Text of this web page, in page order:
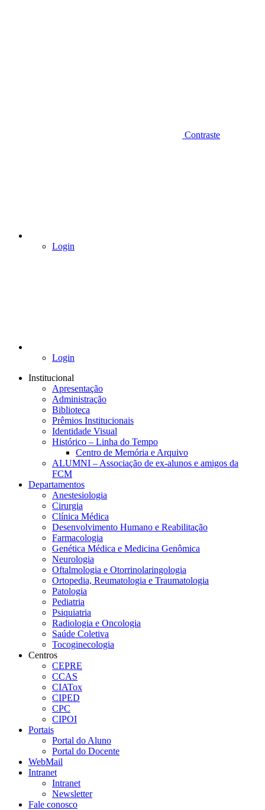
Contraste
Login
Login
Institucional
Apresentação
Administração
Biblioteca
Prêmios Institucionais
Identidade Visual
Histórico – Linha do Tempo
Centro de Memória e Arquivo
ALUMNI – Associação de ex-alunos e amigos da
FCM
Departamentos
Anestesiologia
Cirurgia
Clínica Médica
Desenvolvimento Humano e Reabilitação
Farmacologia
Genética Médica e Medicina Genômica
Neurologia
Oftalmologia e Otorrinolaringologia
Ortopedia, Reumatologia e Traumatologia
Patologia
Pediatria
Psiquiatria
Radiologia e Oncologia
Saúde Coletiva
Tocoginecologia
Centros
CEPRE
CCAS
CIATox
CIPED
CPC
CIPOI
Portais
Portal do Aluno
Portal do Docente
WebMail
Intranet
Intranet
Newsletter
Fale conosco